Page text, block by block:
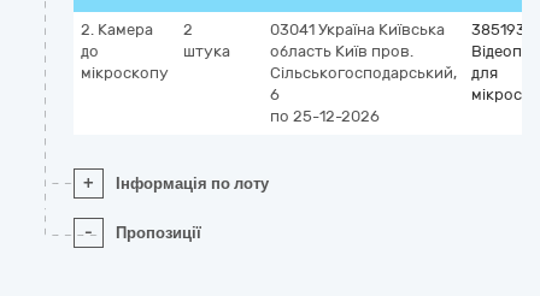
2. Камера
до
мікроскопу
2
штука
03041 Україна Київська
область Київ пров.
Сільськогосподарський,
6
по 25-12-2026
для
+ Інформація по лоту
- Пропозиції